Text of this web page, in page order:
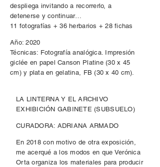
despliega invitando a recorrerlo, a
detenerse y continuar…
11 fotografías + 36 herbarios + 28 fichas
Año: 2020
Técnicas: Fotografía analógica. Impresión
giclée en papel Canson Platine (30 x 45
cm) y plata en gelatina, FB (30 x 40 cm).
LA LINTERNA Y EL ARCHIVO
EXHIBICIÓN GABINETE (SUBSUELO)
CURADORA: ADRIANA ARMADO
En 2018 con motivo de otra exposición,
me acerqué a los modos en que Verónica
Orta organiza los materiales para producir